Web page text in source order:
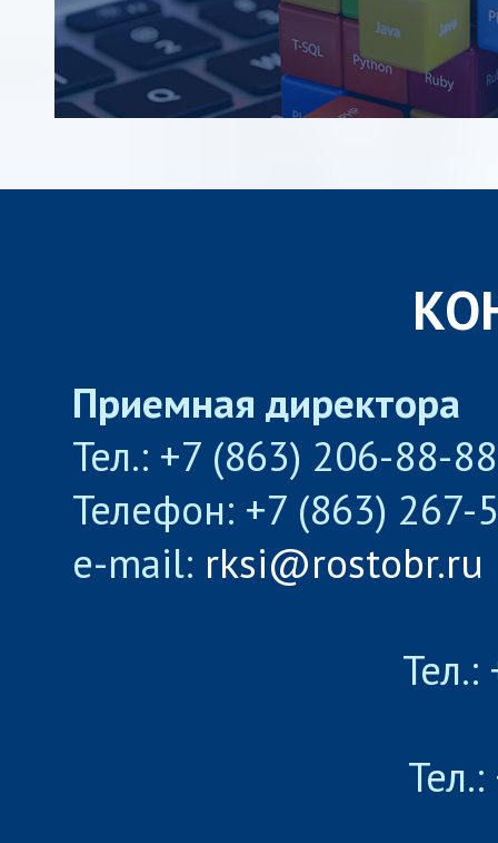
Приемная директора
Тел.: +7 (863) 206-88-
Телефон: +7 (863) 267-
e-mail: rksi@rostobr.ru